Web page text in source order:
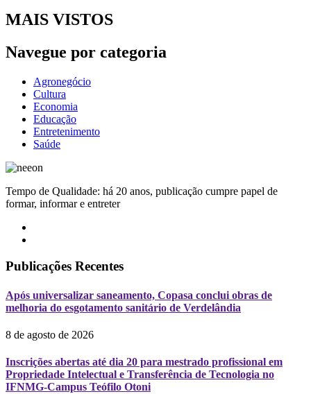
MAIS VISTOS
Navegue por categoria
Agronegócio
Cultura
Economia
Educação
Entretenimento
Saúde
Tempo de Qualidade: há 20 anos, publicação cumpre papel de
formar, informar e entreter
Publicações Recentes
Após universalizar saneamento, Copasa conclui obras de
melhoria do esgotamento sanitário de Verdelândia
8 de agosto de 2026
Inscrições abertas até dia 20 para mestrado profissional em
Propriedade Intelectual e Transferência de Tecnologia no
IFNMG-Campus Teófilo Otoni